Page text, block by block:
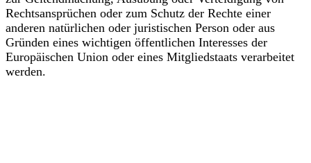
Rechtsansprüchen oder zum Schutz der Rechte einer
anderen natürlichen oder juristischen Person oder aus
Gründen eines wichtigen öffentlichen Interesses der
Europäischen Union oder eines Mitgliedstaats verarbeitet
werden.